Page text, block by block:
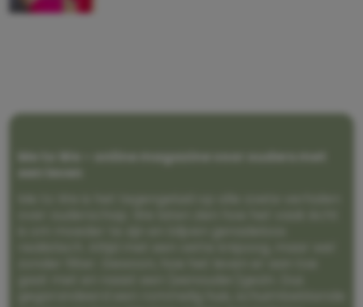
Me to We – online magazine voor ouders met